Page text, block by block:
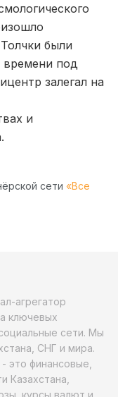
были
времени под
залегал на
и
сети «Все
агрегатор
ключевых
сети. Мы
СНГ и мира.
это финансовые,
Казахстана,
курсы валют и